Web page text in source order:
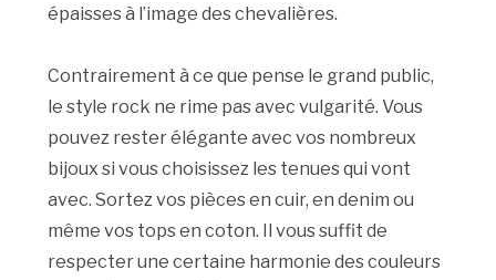
épaisses à l’image des chevalières.
Contrairement à ce que pense le grand public,
le style rock ne rime pas avec vulgarité. Vous
pouvez rester élégante avec vos nombreux
bijoux si vous choisissez les tenues qui vont
avec. Sortez vos pièces en cuir, en denim ou
même vos tops en coton. Il vous suffit de
respecter une certaine harmonie des couleurs